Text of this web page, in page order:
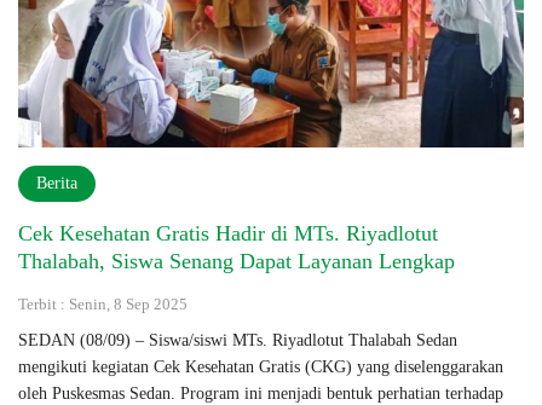
Berita
Cek Kesehatan Gratis Hadir di MTs. Riyadlotut
Thalabah, Siswa Senang Dapat Layanan Lengkap
Terbit : Senin, 8 Sep 2025
SEDAN (08/09) – Siswa/siswi MTs. Riyadlotut Thalabah Sedan
mengikuti kegiatan Cek Kesehatan Gratis (CKG) yang diselenggarakan
oleh Puskesmas Sedan. Program ini menjadi bentuk perhatian terhadap